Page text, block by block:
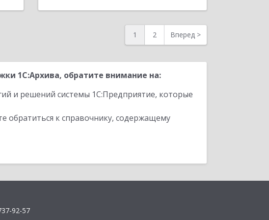
1 2 Вперед >
1С:Архива, обратите внимание на:
и решений системы 1С:Предприятие, которые
обратиться к справочнику, содержащему
92-57